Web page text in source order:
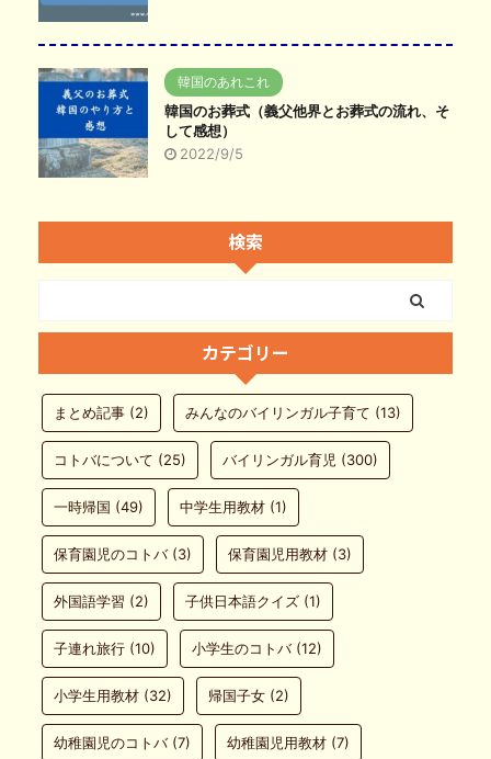
韓国のあれこれ
韓国のお葬式（義父他界とお葬式の流れ、そ
して感想）
2022/9/5
検索
カテゴリー
まとめ記事 (2) みんなのバイリンガル子育て (13)
コトバについて (25) バイリンガル育児 (300)
一時帰国 (49) 中学生用教材 (1)
保育園児のコトバ(3) 保育園児用教材 (3)
外国語学習 (2) 子供日本語クイズ (1)
子連れ旅行 (10) 小学生のコトバ(12)
小学生用教材 (32) 帰国子女 (2)
幼稚園児のコトバ(7) 幼稚園児用教材 (7)